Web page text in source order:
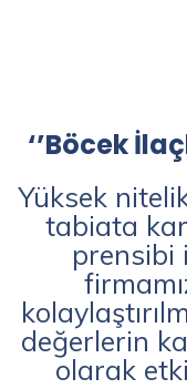
‘’Böcek
Yüksek
tabiata
prensibi
değerlerin
olarak